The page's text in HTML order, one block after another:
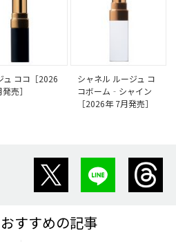
ュ ココ［2026
売］
シャネル ルージュ コ
コボーム‐シャイン
［2026年 7月発売］
すすめの記事